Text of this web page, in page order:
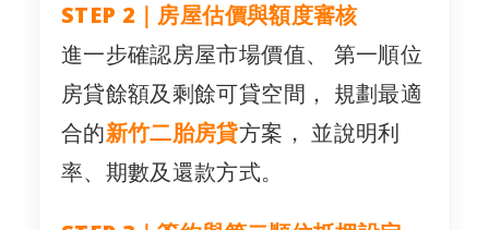
STEP 2｜房屋估價與額度審核
進一步確認房屋市場價值、 第一順位
房貸餘額及剩餘可貸空間， 規劃最適
合的新竹二胎房貸方案， 並說明利
率、期數及還款方式。